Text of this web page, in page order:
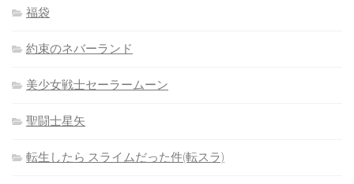
福袋
約束のネバーランド
美少女戦士セーラームーン
聖闘士星矢
転生したら スライムだった件(転スラ)